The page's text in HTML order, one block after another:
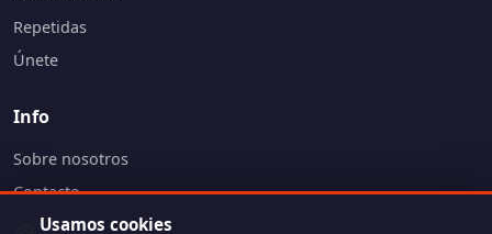
Repetidas
Únete
Info
Sobre nosotros
Contacto
Política de Privacidad
Usamos cookies